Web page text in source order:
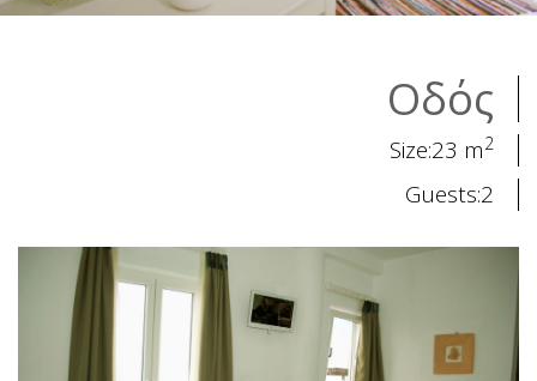
Οδός
Size:23 m2
Guests:2